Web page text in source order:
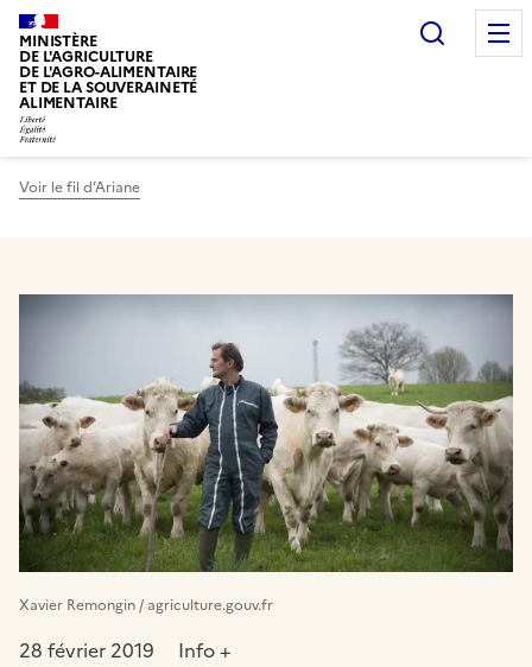
MINISTÈRE
DE L'AGRICULTURE
DE L'AGRO-ALIMENTAIRE
ET DE LA SOUVERAINETÉ
ALIMENTAIRE
Voir le fil d’Ariane
Xavier Remongin / agriculture.gouv.fr
28 février 2019 Info +